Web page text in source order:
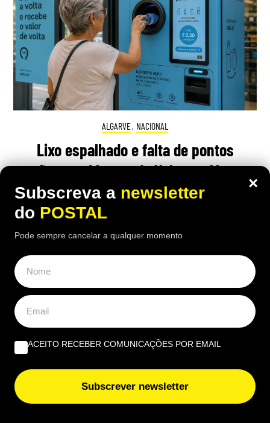
ALGARVE, NACIONAL
Lixo espalhado e falta de pontos
expõem problemas do Volta no Algarve
e no interior
12:46 8 Agosto, 2026
Faro e Loulé relatam resíduos espalhados junto a
ecopontos e praias, enquanto o Volta enfrenta
falta de pontos de recolha noutras regiões
férias no Algarve
×
Subscreva a newsletter
do POSTAL
Pode sempre cancelar a qualquer momento
ACEITO RECEBER COMUNICAÇÕES POR EMAIL
Subscrever newsletter